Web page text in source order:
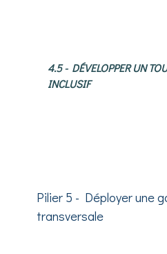
4.5 - DÉVELOPPER UN
INCLUSIF
Pilier 5 - Déployer une
transversale